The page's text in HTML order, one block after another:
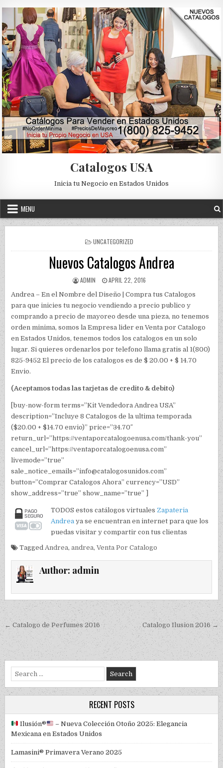
Catalogos USA
Inicia tu Negocio en Estados Unidos
MENU
POSTED IN
UNCATEGORIZED
Nuevos Catalogos Andrea
AUTHOR:
ADMIN PUBLISHED DATE:
APRIL 22, 2016
Andrea – En el Nombre del Diseño | Compra tus Catalogos
para que inicies tu negocio vendiendo a precio publico y
comprando a precio de mayoreo desde una pieza, no tenemos
orden minima, somos la Empresa lider en Venta por Catalogo
en Estados Unidos, tenemos todos los catalogos en un solo
lugar. Si quieres ordenarlos por telefono llama gratis al 1(800)
825-9452 El precio de los catalogos es de $ 20.00 + $ 14.70
Envio.
(Aceptamos todas las tarjetas de credito & debito)
[buy-now-form terms=”Kit Vendedora Andrea USA”
description=”Incluye 8 Catalogos de la ultima temporada
($20.00 + $14.70 envio)” price=”34.70″
return_url=”https://ventaporcatalogoenusa.com/thank-you”
cancel_url=”https://ventaporcatalogoenusa.com”
livemode=”true”
sale_notice_emails=”info@catalogosunidos.com”
button=”Comprar Catalogos Ahora” currency=”USD”
show_address=”true” show_name=”true” ]
TODOS estos catálogos virtuales Zapateria
Andrea ya se encuentran en internet para que los
puedas visitar y compartir con tus clientas
TaggedAndrea,andrea,Venta Por Catalogo
Author: admin
Post navigation
← Catalogo de Perfumes 2016 Catalogo Ilusion 2016 →
Search for:
RECENT POSTS
Ilusión®️
– Nueva Colección Otoño 2025: Elegancia
Mexicana en Estados Unidos
Lamasini® Primavera Verano 2025